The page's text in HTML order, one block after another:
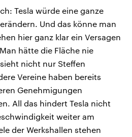
Tesla würde eine ganze
Und das könne man
hier ganz klar ein Versagen
hätte die Fläche nie
nicht nur Steffen
Vereine haben bereits
Genehmigungen
All das hindert Tesla nicht
weiter am
der Werkshallen stehen